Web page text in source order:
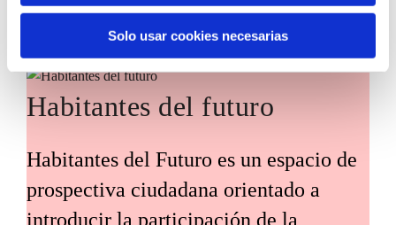
Solo usar cookies necesarias
Habitantes del futuro
Habitantes del Futuro es un espacio de
prospectiva ciudadana orientado a
introducir la participación de la